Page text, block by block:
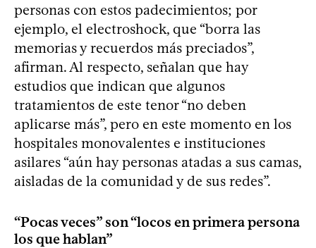
personas con estos padecimientos; por
ejemplo, el electroshock, que “borra las
memorias y recuerdos más preciados”,
afirman. Al respecto, señalan que hay
estudios que indican que algunos
tratamientos de este tenor “no deben
aplicarse más”, pero en este momento en los
hospitales monovalentes e instituciones
asilares “aún hay personas atadas a sus camas,
aisladas de la comunidad y de sus redes”.
“Pocas veces” son “locos en primera persona
los que hablan”